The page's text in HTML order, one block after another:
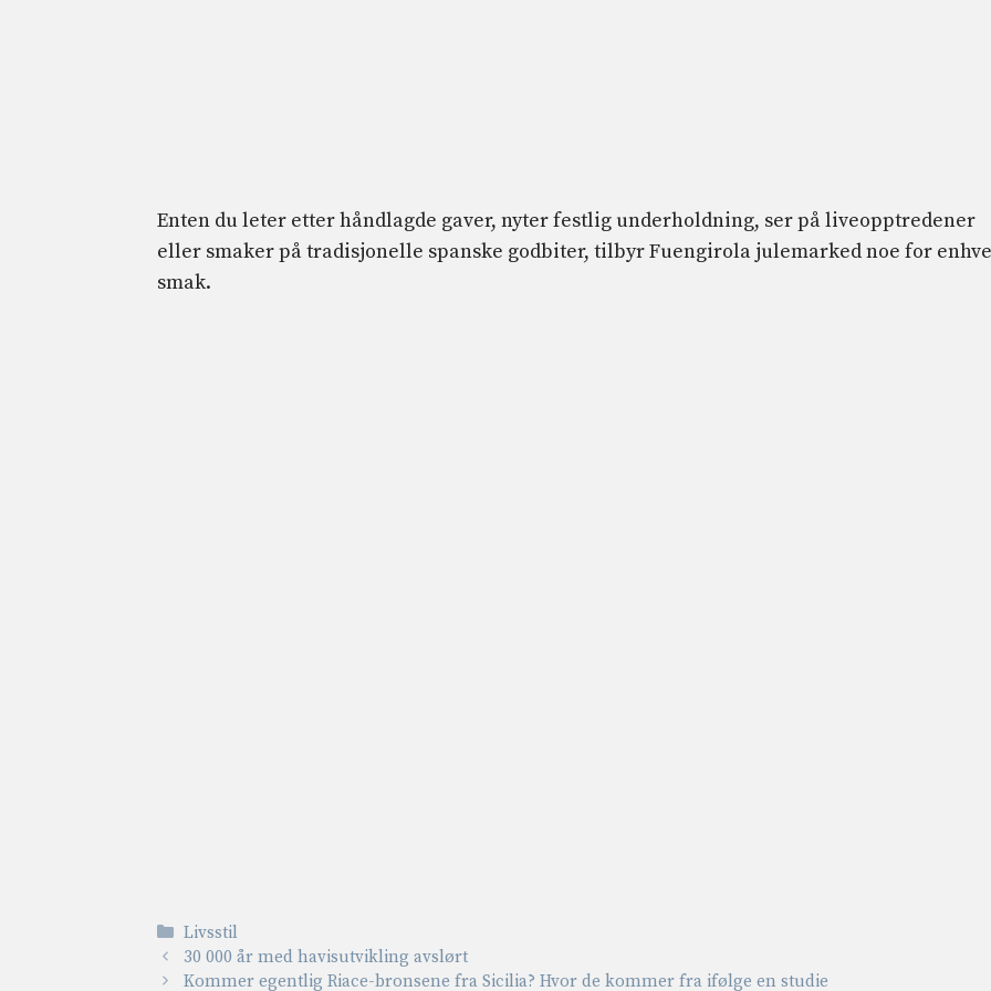
Enten du leter etter håndlagde gaver, nyter festlig underholdning, ser på liveopptredener
eller smaker på tradisjonelle spanske godbiter, tilbyr Fuengirola julemarked noe for
smak.
Kategorier
Livsstil
30 000 år med havisutvikling avslørt
Kommer egentlig Riace-bronsene fra Sicilia? Hvor de kommer fra ifølge en studie